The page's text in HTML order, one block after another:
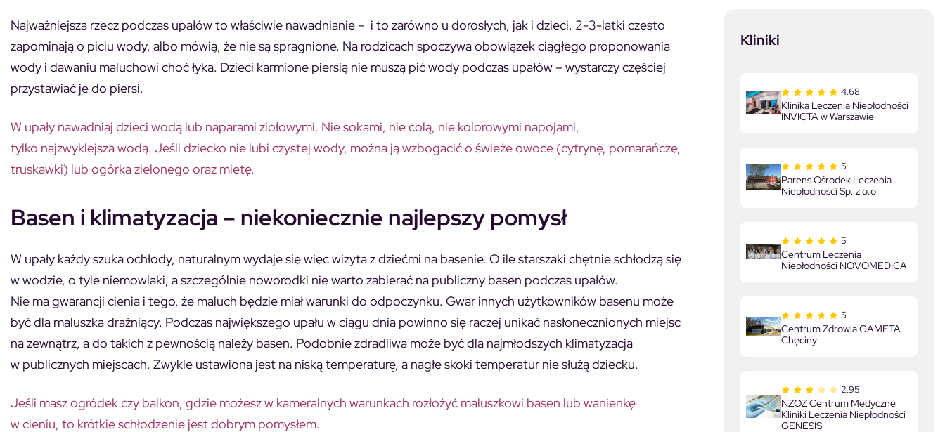
Najważniejsza rzecz podczas upałów to właściwie nawadnianie – i to zarówno u dorosłych, jak i dzieci. 2-3-latki często
zapominają o piciu wody, albo mówią, że nie są spragnione. Na rodzicach spoczywa obowiązek ciągłego proponowania
wody i dawaniu maluchowi choć łyka. Dzieci karmione piersią nie muszą pić wody podczas upałów – wystarczy częściej
przystawiać je do piersi.
W upały nawadniaj dzieci wodą lub naparami ziołowymi. Nie sokami, nie colą, nie kolorowymi napojami,
tylko najzwyklejsza wodą. Jeśli dziecko nie lubi czystej wody, można ją wzbogacić o świeże owoce (cytrynę, pomarańczę,
truskawki) lub ogórka zielonego oraz miętę.
Basen i klimatyzacja – niekoniecznie najlepszy pomysł
W upały każdy szuka ochłody, naturalnym wydaje się więc wizyta z dziećmi na basenie. O ile starszaki chętnie schłodzą się
w wodzie, o tyle niemowlaki, a szczególnie noworodki nie warto zabierać na publiczny basen podczas upałów.
Nie ma gwarancji cienia i tego, że maluch będzie miał warunki do odpoczynku. Gwar innych użytkowników basenu może
być dla maluszka drażniący. Podczas największego upału w ciągu dnia powinno się raczej unikać nasłonecznionych miejsc
na zewnątrz, a do takich z pewnością należy basen. Podobnie zdradliwa może być dla najmłodszych klimatyzacja
w publicznych miejscach. Zwykle ustawiona jest na niską temperaturę, a nagłe skoki temperatur nie służą dziecku.
Jeśli masz ogródek czy balkon, gdzie możesz w kameralnych warunkach rozłożyć maluszkowi basen lub wanienkę
w cieniu, to krótkie schłodzenie jest dobrym pomysłem.
Kliniki
4.68
Klinika Leczenia Niepłodności
INVICTA w Warszawie
5
Parens Ośrodek Leczenia
Niepłodności Sp. z o.o
5
Centrum Leczenia
Niepłodności NOVOMEDICA
5
Centrum Zdrowia GAMETA
Chęciny
2.95
NZOZ Centrum Medyczne
Kliniki Leczenia Niepłodności
GENESIS